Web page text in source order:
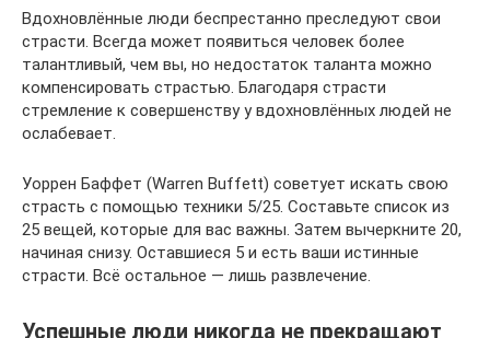
Вдохновлённые люди беспрестанно преследуют свои
страсти. Всегда может появиться человек более
талантливый, чем вы, но недостаток таланта можно
компенсировать страстью. Благодаря страсти
стремление к совершенству у вдохновлённых людей не
ослабевает.
Уоррен Баффет (Warren Buffett) советует искать свою
страсть с помощью техники 5/25. Составьте список из
25 вещей, которые для вас важны. Затем вычеркните 20,
начиная снизу. Оставшиеся 5 и есть ваши истинные
страсти. Всё остальное — лишь развлечение.
Успешные люди никогда не прекращают